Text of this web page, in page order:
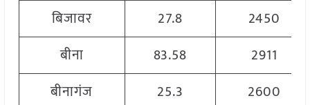
बिजावर
27.8
2450
बीना
83.58
2911
बीनागंज
25.3
2600